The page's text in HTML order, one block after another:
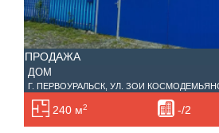
ПРОДАЖА
ДОМ
Г. ПЕРВОУРАЛЬСК, УЛ. ЗОИ
240 м2 -/2